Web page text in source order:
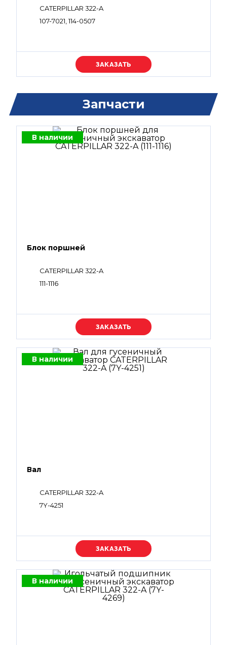
CATERPILLAR 322-A
107-7021, 114-0507
Уточняйте цену
Запчасти
В наличии
Блок поршней
CATERPILLAR 322-A
111-1116
Уточняйте цену
В наличии
Вал
CATERPILLAR 322-A
7Y-4251
Уточняйте цену
В наличии